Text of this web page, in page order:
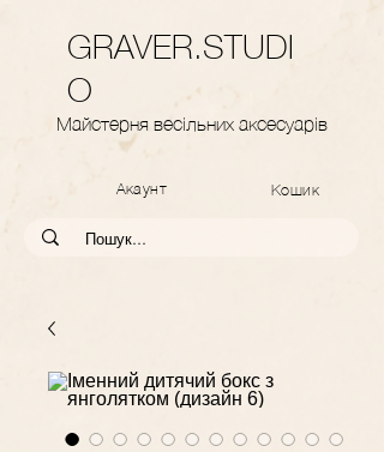
GRAVER.STUDI
O
Майстерня весільних аксесуарів
Акаунт Кошик